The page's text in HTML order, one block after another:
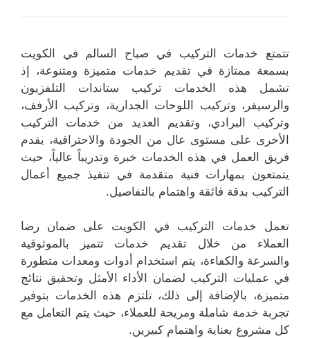
تتمتع خدمات التركيب في صباح السالم في الكويت
بسمعة ممتازة في تقديم خدمات متميزة ومتنوعة، إذ
تشمل هذه الخدمات تركيب ستاندات التلفزيون
والرسيفر، وتركيب اللوحات الجدارية، وتركيب الأرفف،
وتركيب البرادي، وتقديم العديد من خدمات التركيب
الأخرى على مستوى عال من الجودة والاحترافية، يقدم
فريق العمل في هذه الخدمات خبرة وتدريباً عالياً، حيث
يتمتعون بمهارات فنية متقدمة في تنفيذ جميع أعمال
التركيب بدقة فائقة واهتمام بالتفاصيل.
تعمل خدمات التركيب في الكويت على ضمان رضا
العملاء من خلال تقديم خدمات تتميز بالموثوقية
والسرعة والكفاءة، يتم استخدام أدوات ومعدات متطورة
في عمليات التركيب لضمان الأداء الأمثل وتحقيق نتائج
متميزة، بالإضافة إلى ذلك، تلتزم هذه الخدمات بتوفير
تجربة خدمة شاملة ومريحة للعملاء، حيث يتم التعامل مع
كل مشروع بعناية واهتمام كبيرين.